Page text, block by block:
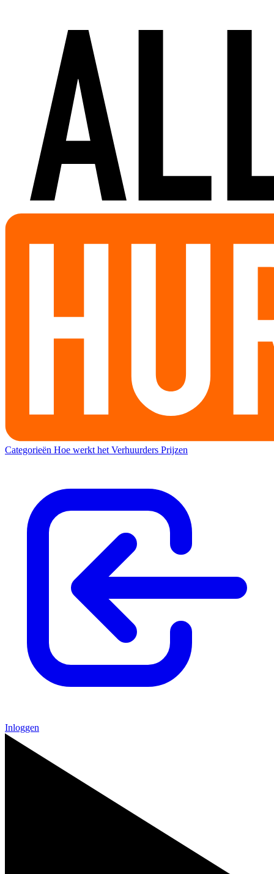
Categorieën Hoe werkt het Verhuurders Prijzen
Inloggen